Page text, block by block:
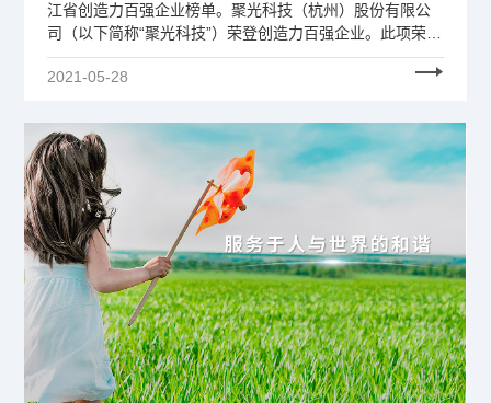
江省创造力百强企业榜单。聚光科技（杭州）股份有限公
司（以下简称“聚光科技”）荣登创造力百强企业。此项荣誉
不仅标志着聚光科技融入国家科技创新体系，也代表浙江
省对聚光创新意识、研究开发及创新水平的高度认可。
2021-05-28